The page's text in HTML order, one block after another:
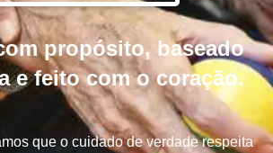
propósito, baseado
e feito com o coração.
que o cuidado de verdade respeita